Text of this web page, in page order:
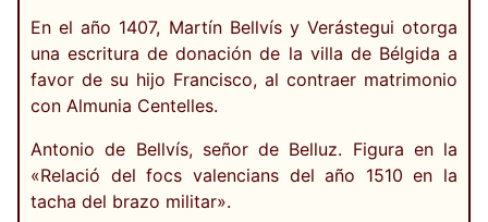
En el año 1407, Martín Bellvís y Verástegui otorga
una escritura de donación de la villa de Bélgida a
favor de su hijo Francisco, al contraer matrimonio
con Almunia Centelles.
Antonio de Bellvís, señor de Belluz. Figura en la
«Relació del focs valencians del año 1510 en la
tacha del brazo militar».